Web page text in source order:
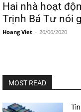
Hai nhà hoạt
Trịnh Bá Tư nói
Hoang Viet - 26/06/2020
MOST READ